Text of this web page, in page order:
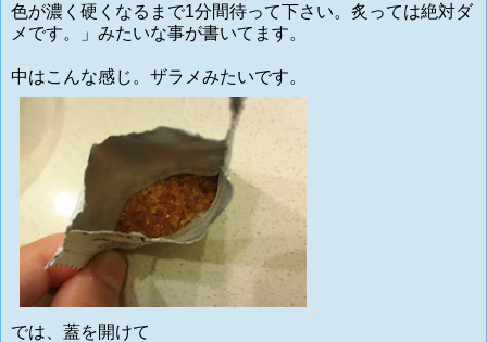
色が濃く硬くなるまで1分間待って下さい。炙っては絶対ダ
メです。」みたいな事が書いてます。
中はこんな感じ。ザラメみたいです。
では、蓋を開けて